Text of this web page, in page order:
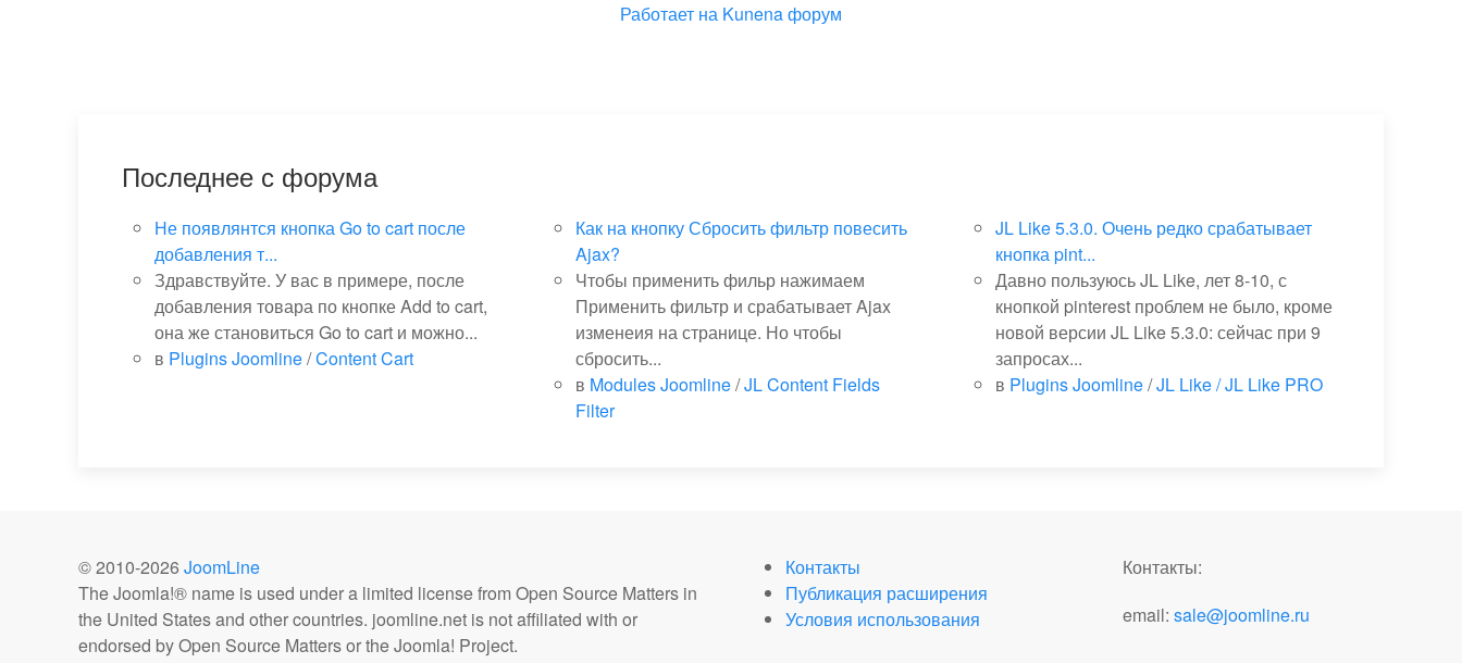
Работает на Kunena форум
Последнее с форума
Не появлянтся кнопка Go to cart после
добавления т...
Здравствуйте. У вас в примере, после
добавления товара по кнопке Add to cart,
она же становиться Go to cart и можно...
в Plugins Joomline/Content Cart
Как на кнопку Сбросить фильтр повесить
Ajax?
Чтобы применить фильр нажимаем
Применить фильтр и срабатывает Ajax
изменеия на странице. Но чтобы
сбросить...
в Modules Joomline/JL Content Fields
Filter
JL Like 5.3.0. Очень редко срабатывает
кнопка pint...
Давно пользуюсь JL Like, лет 8-10, с
кнопкой pinterest проблем не было, кроме
новой версии JL Like 5.3.0: сейчас при 9
запросах...
в Plugins Joomline/JL Like / JL Like PRO
© 2010-2026 JoomLine
The Joomla!® name is used under a limited license from Open Source Matters in
the United States and other countries. joomline.net is not affiliated with or
endorsed by Open Source Matters or the Joomla! Project.
Контакты
Публикация расширения
Условия использования
Контакты:
email: sale@joomline.ru